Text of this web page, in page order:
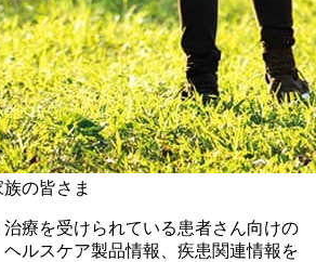
の皆さま
療を受けられている患者さん向けの
ルスケア製品情報、疾患関連情報を